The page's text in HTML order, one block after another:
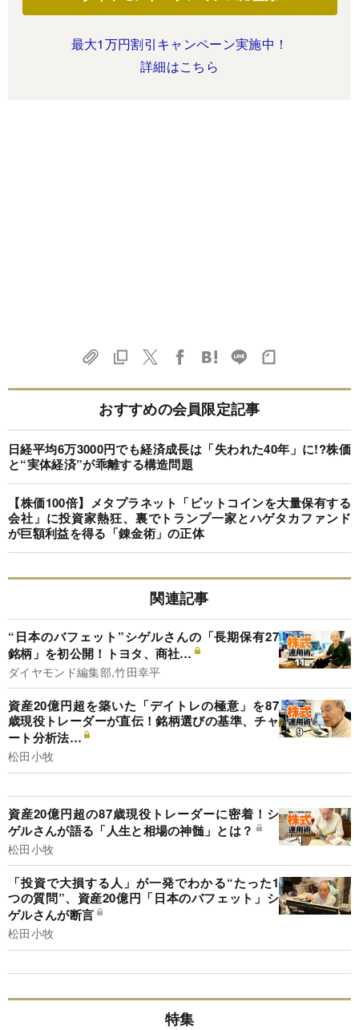
最大1万円割引キャンペーン実施中！
詳細はこちら
おすすめの会員限定記事
日経平均6万3000円でも経済成長は「失われた40年」に!?株価
と“実体経済”が乖離する構造問題
【株価100倍】メタプラネット「ビットコインを大量保有する
会社」に投資家熱狂、裏でトランプ一家とハゲタカファンド
が巨額利益を得る「錬金術」の正体
関連記事
“日本のバフェット”シゲルさんの「長期保有27
銘柄」を初公開！トヨタ、商社…
ダイヤモンド編集部,竹田幸平
資産20億円超を築いた「デイトレの極意」を87
歳現役トレーダーが直伝！銘柄選びの基準、チャ
ート分析法…
松田小牧
資産20億円超の87歳現役トレーダーに密着！シ
ゲルさんが語る「人生と相場の神髄」とは？
松田小牧
「投資で大損する人」が一発でわかる“たった1
つの質問”、資産20億円「日本のバフェット」シ
ゲルさんが断言
松田小牧
特集